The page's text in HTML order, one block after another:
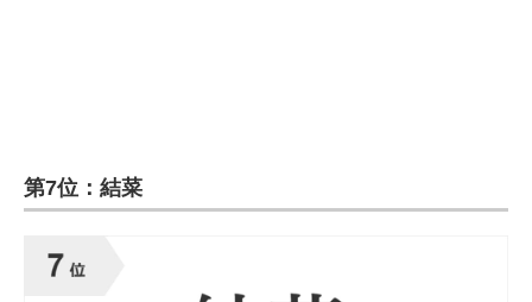
第7位：結菜